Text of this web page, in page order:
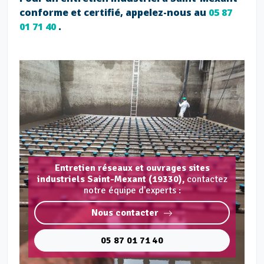
conforme et certifié, appelez-nous au 05 87
01 71 40.
Entretien réseaux et ouvrages sites
industriels Saint-Mexant (19330), contactez
notre équipe d'experts :
Nous contacter
05 87 01 71 40